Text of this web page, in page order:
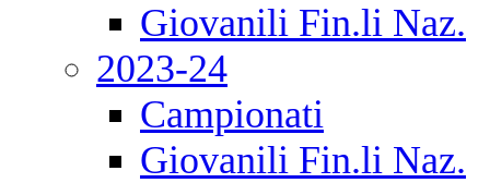
Giovanili Fin.li Naz.
2023-24
Campionati
Giovanili Fin.li Naz.